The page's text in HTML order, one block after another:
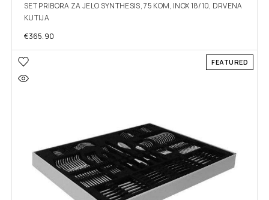
SET PRIBORA ZA JELO SYNTHESIS, 75 KOM, INOX 18/10, DRVENA
KUTIJA
€365.90
FEATURED